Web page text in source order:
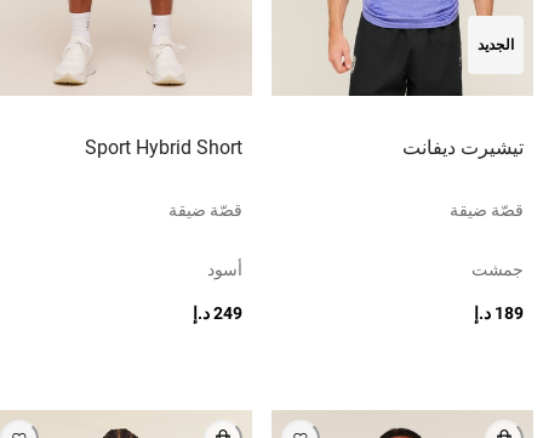
الجديد
تيشيرت ديفانت
قصّة ضيقة
جمشت
189 د.إ
Sport Hybrid Short
قصّة ضيقة
أسود
249 د.إ